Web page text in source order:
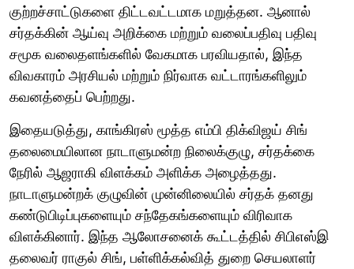
குற்றச்சாட்டுகளை திட்டவட்டமாக மறுத்தன. ஆனால்
சர்தக்கின் ஆய்வு அறிக்கை மற்றும் வலைப்பதிவு பதிவு
சமூக வலைதளங்களில் வேகமாக பரவியதால், இந்த
விவகாரம் அரசியல் மற்றும் நிர்வாக வட்டாரங்களிலும்
கவனத்தைப் பெற்றது.
இதையடுத்து, காங்கிரஸ் மூத்த எம்பி திக்விஜய் சிங்
தலைமையிலான நாடாளுமன்ற நிலைக்குழு, சர்தக்கை
நேரில் ஆஜராகி விளக்கம் அளிக்க அழைத்தது.
நாடாளுமன்றக் குழுவின் முன்னிலையில் சர்தக் தனது
கண்டுபிடிப்புகளையும் சந்தேகங்களையும் விரிவாக
விளக்கினார். இந்த ஆலோசனைக் கூட்டத்தில் சிபிஎஸ்இ
தலைவர் ராகுல் சிங், பள்ளிக்கல்வித் துறை செயலாளர்